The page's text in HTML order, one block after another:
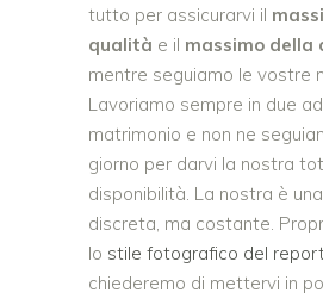
tutto per assicurarvi il
qualità e il massimo della
mentre seguiamo le vostre
Lavoriamo sempre in due
matrimonio e non ne
giorno per darvi la nostra
disponibilità. La nostra è
discreta, ma costante.
lo stile fotografico del
chiederemo di mettervi in